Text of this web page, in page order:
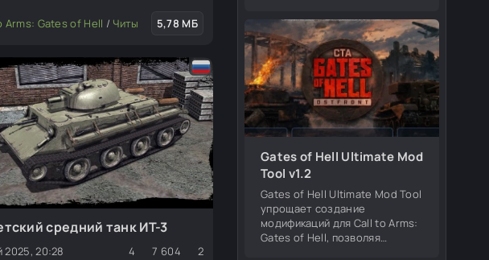
мода или игрыо том, что у пехоты
всё это с помощью меню
Вы
Arms: Gates of Hell / Читы 5,78 МБ
средний танк ИТ-3
2025, 20:28 4 7 604 2
добавляет новую игровую
фракцию, уникальные
подразделения, героев,
Gates of Hell Ultimate Mod
Tool v1.2
Gates of Hell Ultimate Mod Tool
упрощает создание
модификаций для Call to Arms:
Gates of Hell, позволяя